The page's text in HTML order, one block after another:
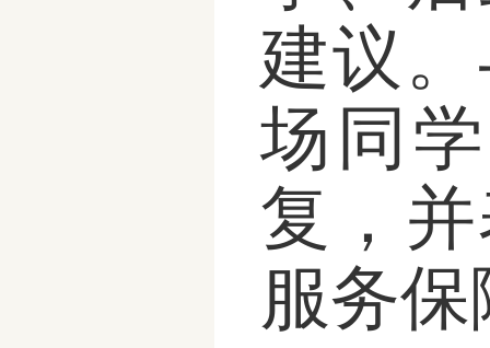
建议
场同
复，
服务